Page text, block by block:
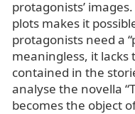
protagonists’
plots makes it
protagonists need a
meaningless, it
contained in the
analyse the novella
becomes the object